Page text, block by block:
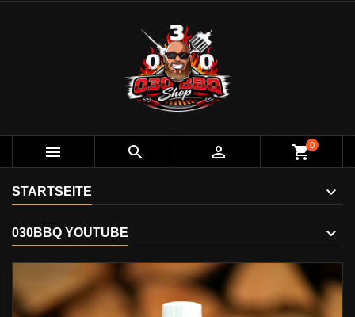
   shopping_cart0
STARTSEITE
030BBQ YOUTUBE